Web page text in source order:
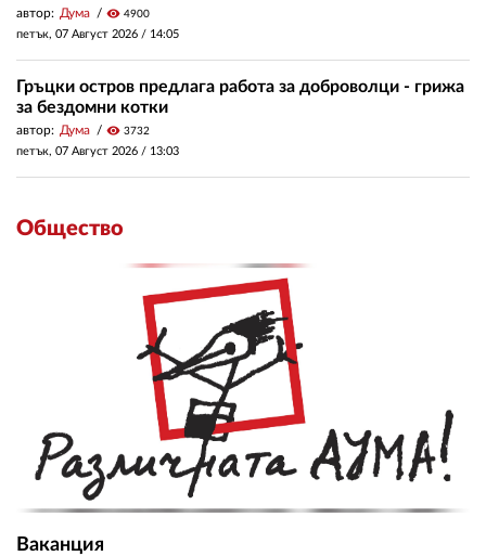
автор: Дума visibility 4900
петък, 07 Август 2026 / 14:05
Гръцки остров предлага работа за доброволци - грижа
за бездомни котки
автор: Дума visibility 3732
петък, 07 Август 2026 / 13:03
Общество
Ваканция